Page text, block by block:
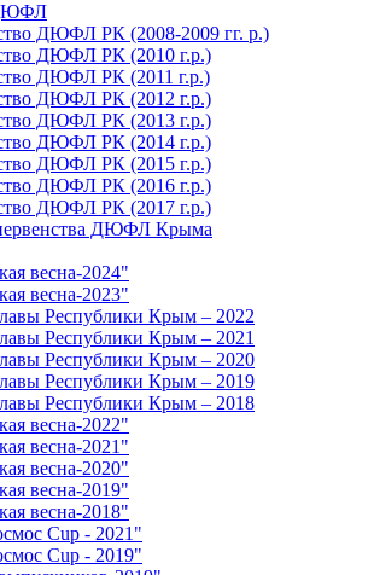
ДЮФЛ РК (2008-2009 гг. р.)
ДЮФЛ РК (2010 г.р.)
ДЮФЛ РК (2011 г.р.)
ДЮФЛ РК (2012 г.р.)
ДЮФЛ РК (2013 г.р.)
ДЮФЛ РК (2014 г.р.)
ДЮФЛ РК (2015 г.р.)
ДЮФЛ РК (2016 г.р.)
ДЮФЛ РК (2017 г.р.)
ДЮФЛ Крыма
весна-2024"
весна-2023"
Республики Крым – 2022
Республики Крым – 2021
Республики Крым – 2020
Республики Крым – 2019
Республики Крым – 2018
весна-2022"
весна-2021"
весна-2020"
весна-2019"
весна-2018"
Cup - 2021"
Cup - 2019"